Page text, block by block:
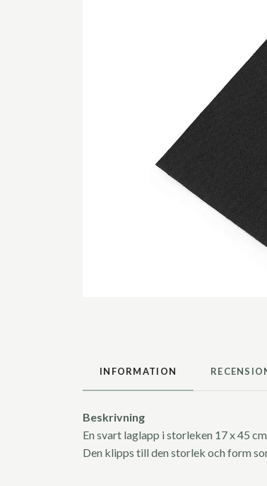
INFORMATION
Beskrivning
En svart laglapp i storleken 17 x 45 cm.
Den klipps till den storlek och form